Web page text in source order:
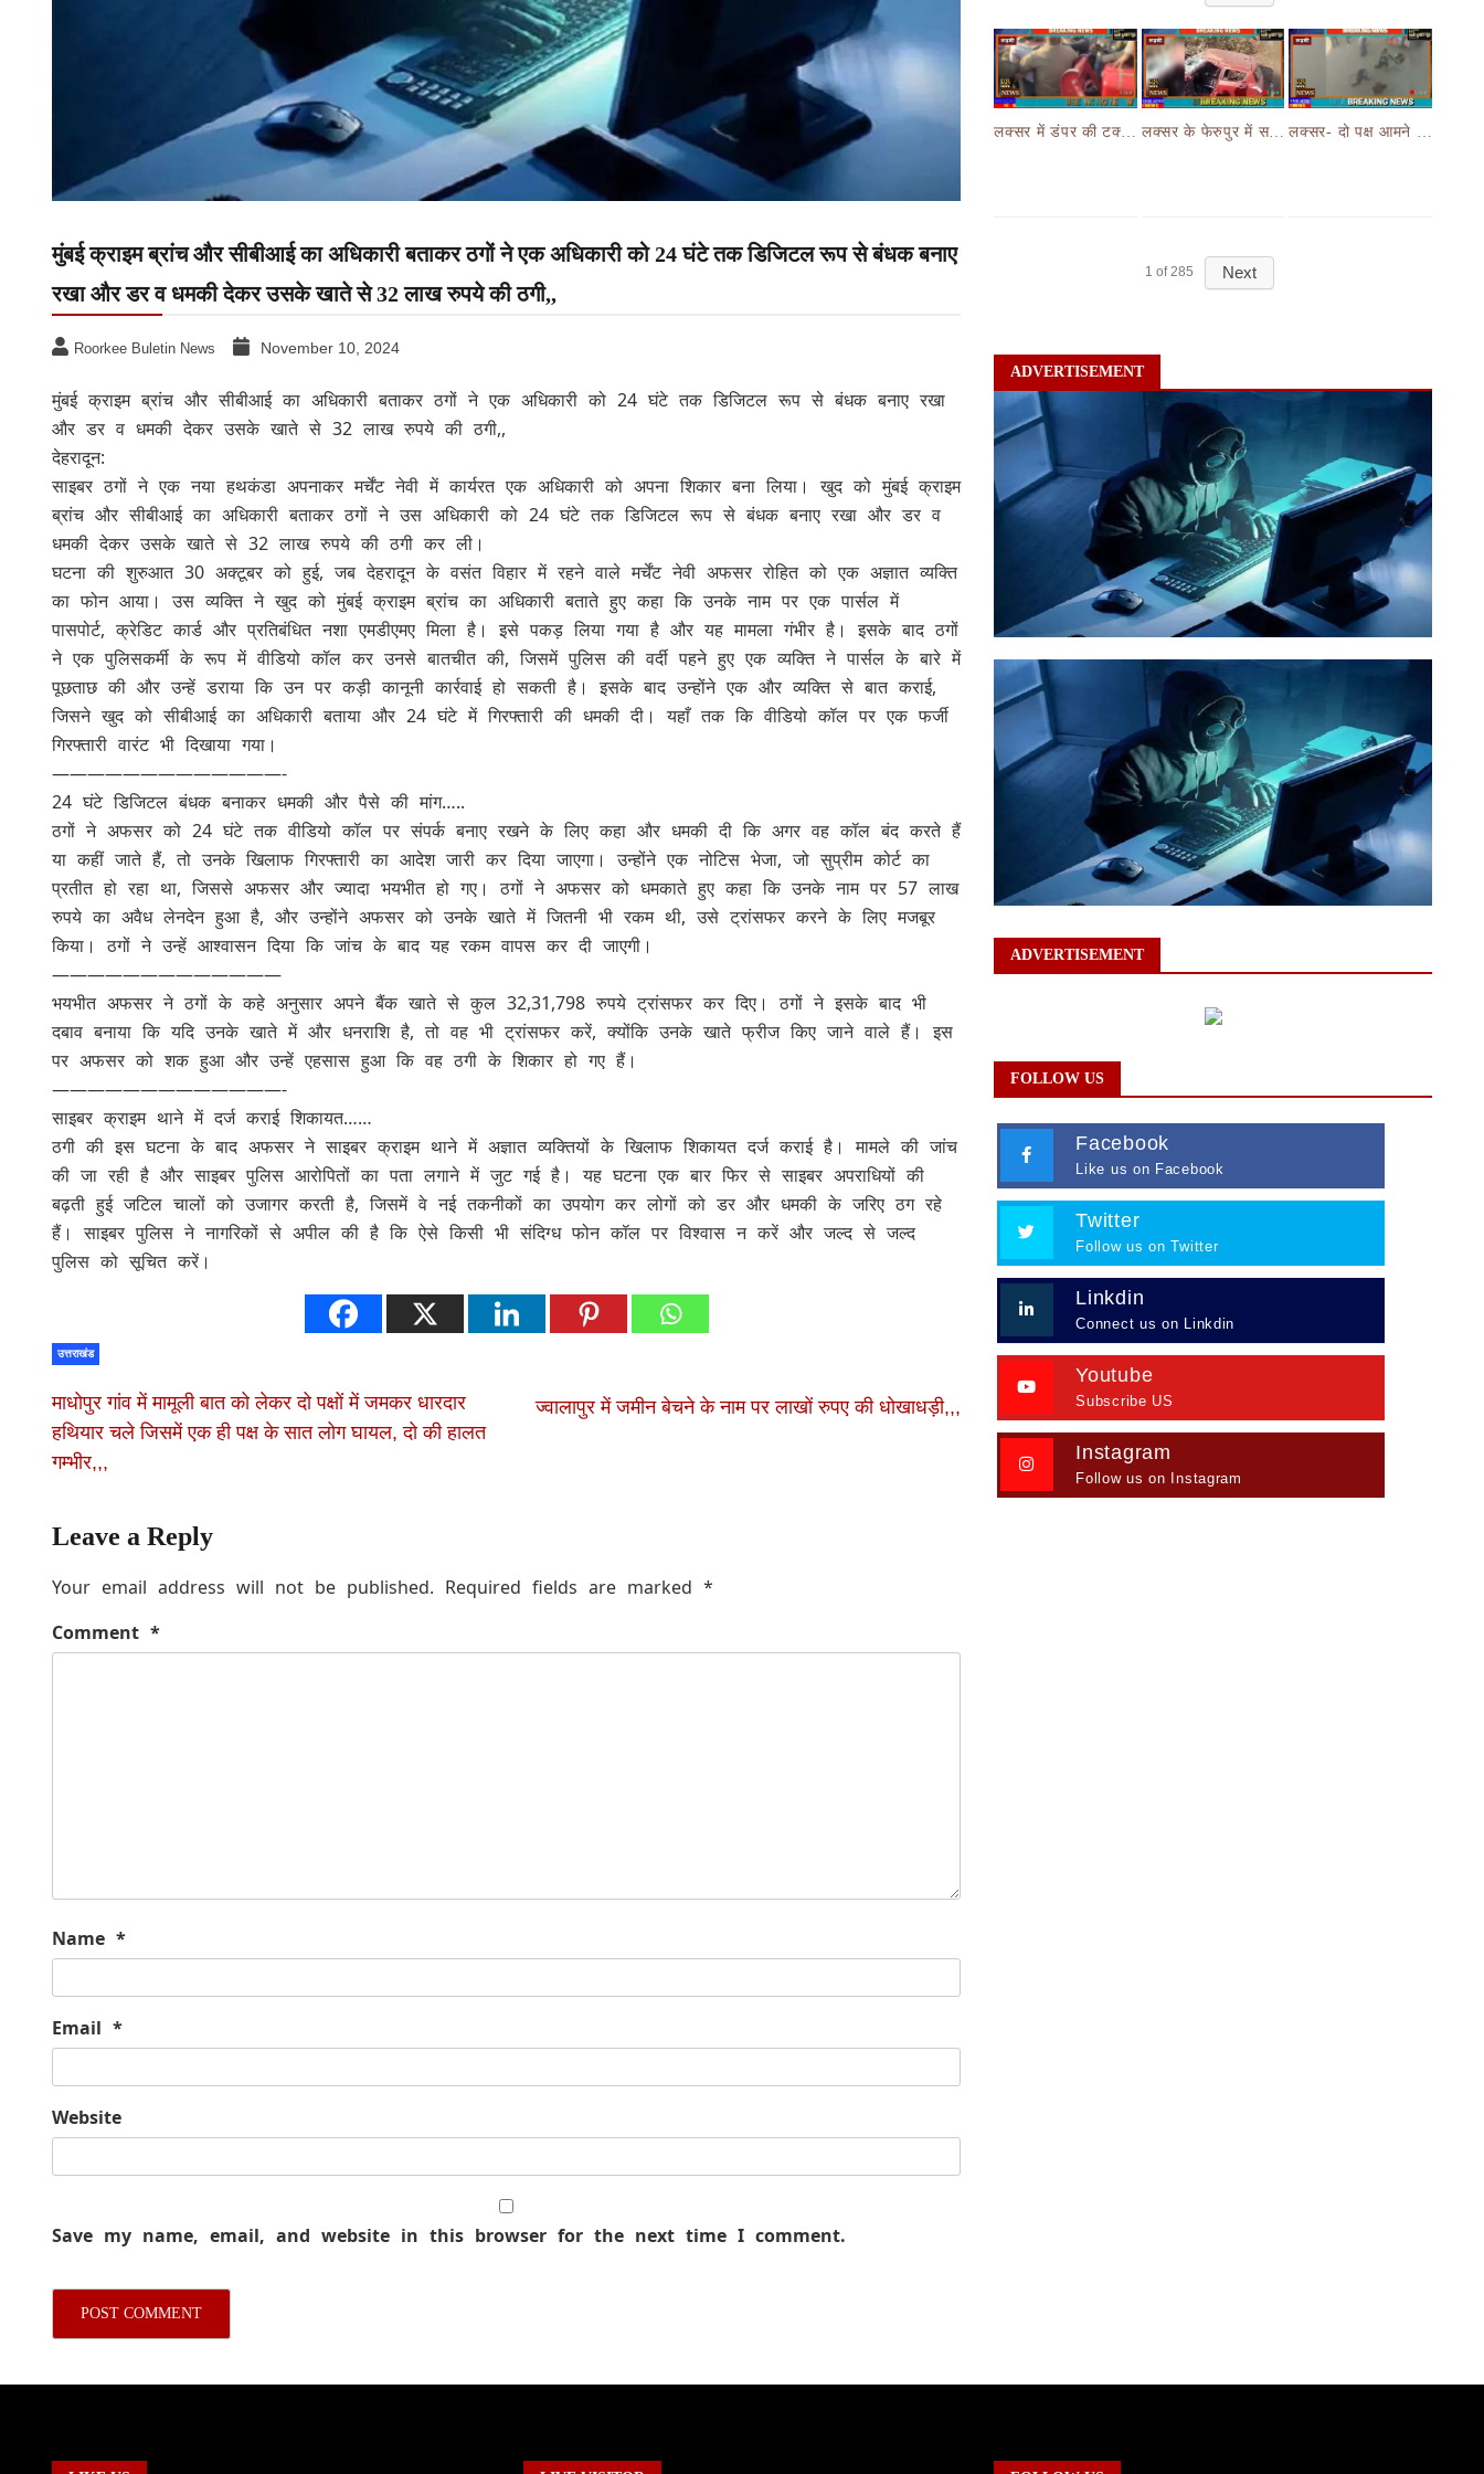
मुंबई क्राइम ब्रांच और सीबीआई का अधिकारी बताकर ठगों ने एक अधिकारी को 24 घंटे तक डिजिटल रूप से बंधक बनाए
रखा और डर व धमकी देकर उसके खाते से 32 लाख रुपये की ठगी,,
Roorkee Buletin News November 10, 2024
मुंबई क्राइम ब्रांच और सीबीआई का अधिकारी बताकर ठगों ने एक अधिकारी को 24 घंटे तक डिजिटल रूप से बंधक बनाए रखा
और डर व धमकी देकर उसके खाते से 32 लाख रुपये की ठगी,,
देहरादून:
साइबर ठगों ने एक नया हथकंडा अपनाकर मर्चेंट नेवी में कार्यरत एक अधिकारी को अपना शिकार बना लिया। खुद को मुंबई क्राइम
ब्रांच और सीबीआई का अधिकारी बताकर ठगों ने उस अधिकारी को 24 घंटे तक डिजिटल रूप से बंधक बनाए रखा और डर व
धमकी देकर उसके खाते से 32 लाख रुपये की ठगी कर ली।
घटना की शुरुआत 30 अक्टूबर को हुई, जब देहरादून के वसंत विहार में रहने वाले मर्चेंट नेवी अफसर रोहित को एक अज्ञात व्यक्ति
का फोन आया। उस व्यक्ति ने खुद को मुंबई क्राइम ब्रांच का अधिकारी बताते हुए कहा कि उनके नाम पर एक पार्सल में
पासपोर्ट, क्रेडिट कार्ड और प्रतिबंधित नशा एमडीएमए मिला है। इसे पकड़ लिया गया है और यह मामला गंभीर है। इसके बाद ठगों
ने एक पुलिसकर्मी के रूप में वीडियो कॉल कर उनसे बातचीत की, जिसमें पुलिस की वर्दी पहने हुए एक व्यक्ति ने पार्सल के बारे में
पूछताछ की और उन्हें डराया कि उन पर कड़ी कानूनी कार्रवाई हो सकती है। इसके बाद उन्होंने एक और व्यक्ति से बात कराई,
जिसने खुद को सीबीआई का अधिकारी बताया और 24 घंटे में गिरफ्तारी की धमकी दी। यहाँ तक कि वीडियो कॉल पर एक फर्जी
गिरफ्तारी वारंट भी दिखाया गया।
—————————————-
24 घंटे डिजिटल बंधक बनाकर धमकी और पैसे की मांग…..
ठगों ने अफसर को 24 घंटे तक वीडियो कॉल पर संपर्क बनाए रखने के लिए कहा और धमकी दी कि अगर वह कॉल बंद करते हैं
या कहीं जाते हैं, तो उनके खिलाफ गिरफ्तारी का आदेश जारी कर दिया जाएगा। उन्होंने एक नोटिस भेजा, जो सुप्रीम कोर्ट का
प्रतीत हो रहा था, जिससे अफसर और ज्यादा भयभीत हो गए। ठगों ने अफसर को धमकाते हुए कहा कि उनके नाम पर 57 लाख
रुपये का अवैध लेनदेन हुआ है, और उन्होंने अफसर को उनके खाते में जितनी भी रकम थी, उसे ट्रांसफर करने के लिए मजबूर
किया। ठगों ने उन्हें आश्वासन दिया कि जांच के बाद यह रकम वापस कर दी जाएगी।
—————————————
भयभीत अफसर ने ठगों के कहे अनुसार अपने बैंक खाते से कुल 32,31,798 रुपये ट्रांसफर कर दिए। ठगों ने इसके बाद भी
दबाव बनाया कि यदि उनके खाते में और धनराशि है, तो वह भी ट्रांसफर करें, क्योंकि उनके खाते फ्रीज किए जाने वाले हैं। इस
पर अफसर को शक हुआ और उन्हें एहसास हुआ कि वह ठगी के शिकार हो गए हैं।
—————————————-
साइबर क्राइम थाने में दर्ज कराई शिकायत……
ठगी की इस घटना के बाद अफसर ने साइबर क्राइम थाने में अज्ञात व्यक्तियों के खिलाफ शिकायत दर्ज कराई है। मामले की जांच
की जा रही है और साइबर पुलिस आरोपितों का पता लगाने में जुट गई है। यह घटना एक बार फिर से साइबर अपराधियों की
बढ़ती हुई जटिल चालों को उजागर करती है, जिसमें वे नई तकनीकों का उपयोग कर लोगों को डर और धमकी के जरिए ठग रहे
हैं। साइबर पुलिस ने नागरिकों से अपील की है कि ऐसे किसी भी संदिग्ध फोन कॉल पर विश्वास न करें और जल्द से जल्द
पुलिस को सूचित करें।
उत्तराखंड
माधोपुर गांव में मामूली बात को लेकर दो पक्षों में जमकर धारदार
हथियार चले जिसमें एक ही पक्ष के सात लोग घायल, दो की हालत
गम्भीर,,,
ज्वालापुर में जमीन बेचने के नाम पर लाखों रुपए की धोखाधड़ी,,,
Leave a Reply
Your email address will not be published. Required fields are marked *
Comment *
Name *
Email *
Website
Save my name, email, and website in this browser for the next time I comment.
लक्सर में डंपर की टक्कर से मासूम बच्चे की मौत के बाद हंगामा,आक्रोशित भीड़ ने डंपर चालक की करी पिटाई लक्सर के फेरुपुर में सड़क हादसे ने छीनी तीन लोगों की जान,कार और ई रिक्शा की भयानक हुई टक्कर
1 of 285 Next
ADVERTISEMENT
ADVERTISEMENT
FOLLOW US
Facebook
Like us on Facebook
Twitter
Follow us on Twitter
Linkdin
Connect us on Linkdin
Youtube
Subscribe US
Instagram
Follow us on Instagram